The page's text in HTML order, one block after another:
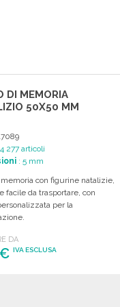
DI MEMORIA
50X50 MM
277 articoli
: 5 mm
con figurine natalizie,
facile da trasportare, con
per la
DA
€IVA ESCLUSA